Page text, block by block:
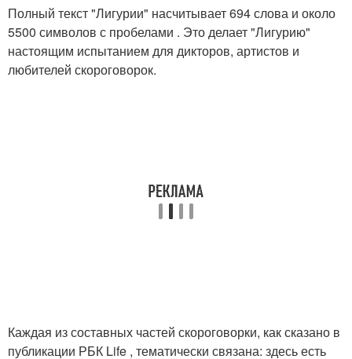
Полный текст "Лигурии" насчитывает 694 слова и около
5500 символов с пробелами . Это делает "Лигурию"
настоящим испытанием для дикторов, артистов и
любителей скороговорок.
Каждая из составных частей скороговорки, как сказано в
публикации РБК Life , тематически связана: здесь есть